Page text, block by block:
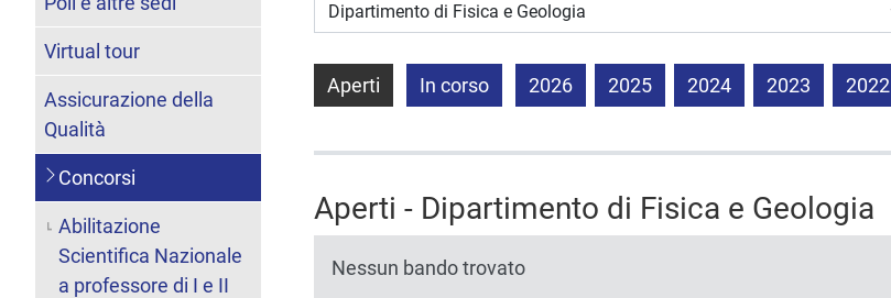
Struttura stipulante
Aperti In corso 2026 2025 2024 2023 2022
Aperti - Dipartimento di Fisica e Geologia
Nessun bando trovato
Virtual tour
Assicurazione della
Qualità
Concorsi
Abilitazione
Scientifica Nazionale
a professore di I e II